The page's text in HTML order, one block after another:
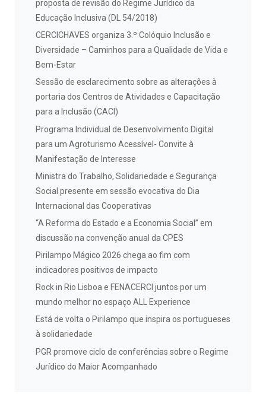
proposta de revisão do Regime Jurídico da
Educação Inclusiva (DL 54/2018)
CERCICHAVES organiza 3.º Colóquio Inclusão e
Diversidade – Caminhos para a Qualidade de Vida e
Bem-Estar
Sessão de esclarecimento sobre as alterações à
portaria dos Centros de Atividades e Capacitação
para a Inclusão (CACI)
Programa Individual de Desenvolvimento Digital
para um Agroturismo Acessível- Convite à
Manifestação de Interesse
Ministra do Trabalho, Solidariedade e Segurança
Social presente em sessão evocativa do Dia
Internacional das Cooperativas
“A Reforma do Estado e a Economia Social” em
discussão na convenção anual da CPES
Pirilampo Mágico 2026 chega ao fim com
indicadores positivos de impacto
Rock in Rio Lisboa e FENACERCI juntos por um
mundo melhor no espaço ALL Experience
Está de volta o Pirilampo que inspira os portugueses
à solidariedade
PGR promove ciclo de conferências sobre o Regime
Jurídico do Maior Acompanhado